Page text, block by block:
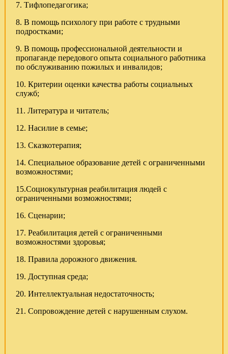
7. Тифлопедагогика;
8. В помощь психологу при работе с трудными
подростками;
9. В помощь профессиональной деятельности и
пропаганде передового опыта социального работника
по обслуживанию пожилых и инвалидов;
10. Критерии оценки качества работы социальных
служб;
11. Литература и читатель;
12. Насилие в семье;
13. Сказкотерапия;
14. Специальное образование детей с ограниченными
возможностями;
15.Социокультурная реабилитация людей с
ограниченными возможностями;
16. Сценарии;
17. Реабилитация детей с ограниченными
возможностями здоровья;
18. Правила дорожного движения.
19. Доступная среда;
20. Интеллектуальная недостаточность;
21. Сопровождение детей с нарушенным слухом.